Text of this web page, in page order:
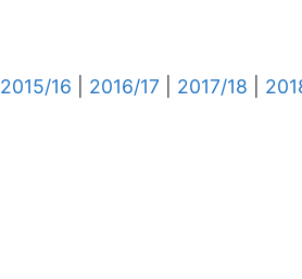
2015/16 2016/17 2017/18